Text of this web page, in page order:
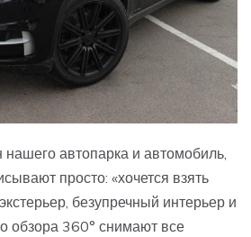
автопарка и автомобиль,
просто: «хочется взять
безупречный интерьер и
обзора 360° снимают все